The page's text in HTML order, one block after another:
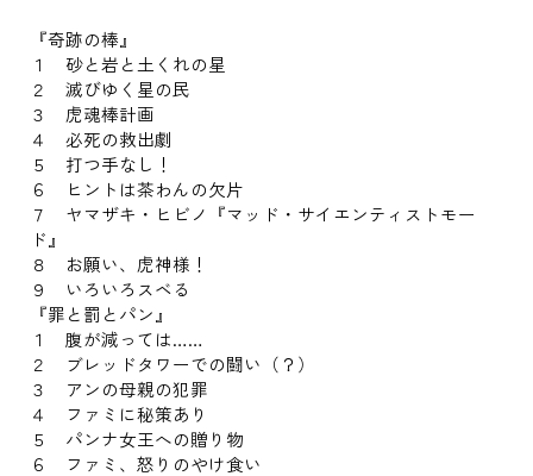
『奇跡の棒』
１ 砂と岩と土くれの星
２ 滅びゆく星の民
３ 虎魂棒計画
４ 必死の救出劇
５ 打つ手なし！
６ ヒントは茶わんの欠片
７ ヤマザキ・ヒビノ『マッド・サイエンティストモー
ド』
８ お願い、虎神様！
９ いろいろスベる
『罪と罰とパン』
１ 腹が減っては……
２ ブレッドタワーでの闘い（？）
３ アンの母親の犯罪
４ ファミに秘策あり
５ パンナ女王への贈り物
６ ファミ、怒りのやけ食い